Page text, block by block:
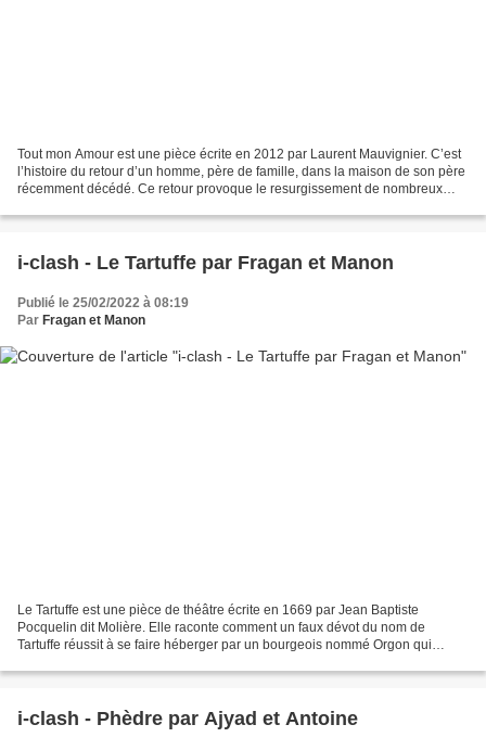
Tout mon Amour est une pièce écrite en 2012 par Laurent Mauvignier. C’est
l’histoire du retour d’un homme, père de famille, dans la maison de son père
récemment décédé. Ce retour provoque le resurgissement de nombreux
i-clash - Le Tartuffe par Fragan et Manon
Publié le 25/02/2022 à 08:19
Par Fragan et Manon
Le Tartuffe est une pièce de théâtre écrite en 1669 par Jean Baptiste
Pocquelin dit Molière. Elle raconte comment un faux dévot du nom de
Tartuffe réussit à se faire héberger par un bourgeois nommé Orgon qui
i-clash - Phèdre par Ajyad et Antoine